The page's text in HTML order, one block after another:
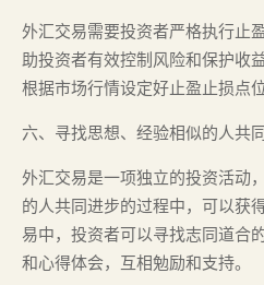
外汇交易需要投资者严格执行止
助投资者有效控制风险和保护收
根据市场行情设定好止盈止损点
六、寻找思想、经验相似的人共
外汇交易是一项独立的投资活动
的人共同进步的过程中，可以获
易中，投资者可以寻找志同道合
和心得体会，互相勉励和支持。